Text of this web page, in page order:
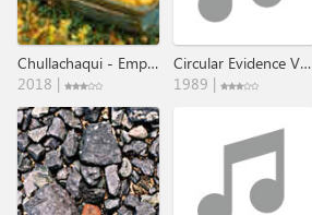
Chullachaqui - Empty Shells​.​.​.​.​.
2018 |
Circular Evidence Vol. 1
1989 |